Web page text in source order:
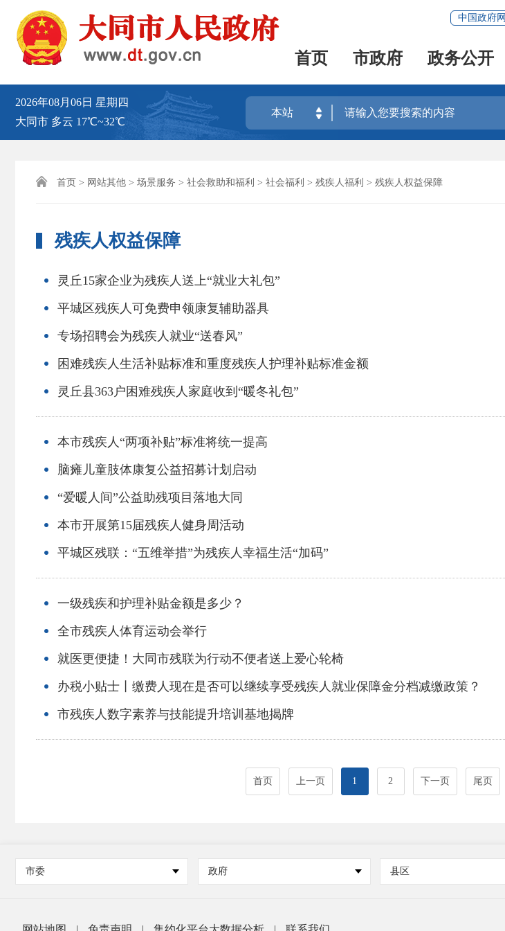
中国政府网
首页 市政府 政务公开
2026年08月06日 星期四
大同市 多云 17℃~32℃
本站
 首页 > 网站其他 > 场景服务 > 社会救助和福利 > 社会福利 > 残疾人福利 > 残疾人权益保障
残疾人权益保障
灵丘15家企业为残疾人送上“就业大礼包”
平城区残疾人可免费申领康复辅助器具
专场招聘会为残疾人就业“送春风”
困难残疾人生活补贴标准和重度残疾人护理补贴标准金额
灵丘县363户困难残疾人家庭收到“暖冬礼包”
本市残疾人“两项补贴”标准将统一提高
脑瘫儿童肢体康复公益招募计划启动
“爱暖人间”公益助残项目落地大同
本市开展第15届残疾人健身周活动
平城区残联：“五维举措”为残疾人幸福生活“加码”
一级残疾和护理补贴金额是多少？
全市残疾人体育运动会举行
就医更便捷！大同市残联为行动不便者送上爱心轮椅
办税小贴士丨缴费人现在是否可以继续享受残疾人就业保障金分档减缴政策？
市残疾人数字素养与技能提升培训基地揭牌
首页 上一页 1 2 下一页 尾页
市委 政府 县区